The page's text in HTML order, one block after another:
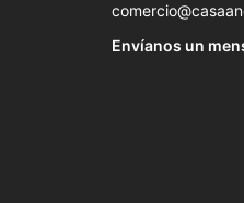
Envíanos un